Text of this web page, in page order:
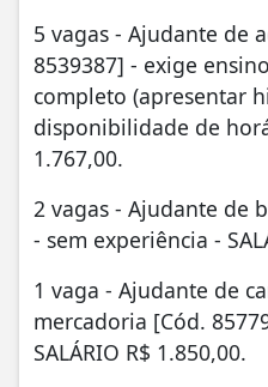
5 vagas - Ajudante de
8539387] - exige
completo (apresentar
disponibilidade de
1.767,00.
2 vagas - Ajudante de
- sem experiência -
1 vaga - Ajudante de
mercadoria [Cód.
SALÁRIO R$ 1.850,00.